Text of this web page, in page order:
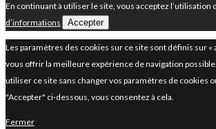
En continuant à utiliser le site, vous acceptez l’utilisation
d’informations
Accepter
Les paramètres des cookies sur ce site sont définis sur «
vous offrir la meilleure expérience de navigation
utiliser ce site sans changer vos paramètres de cookies
"Accepter" ci-dessous, vous consentez à cela.
Fermer